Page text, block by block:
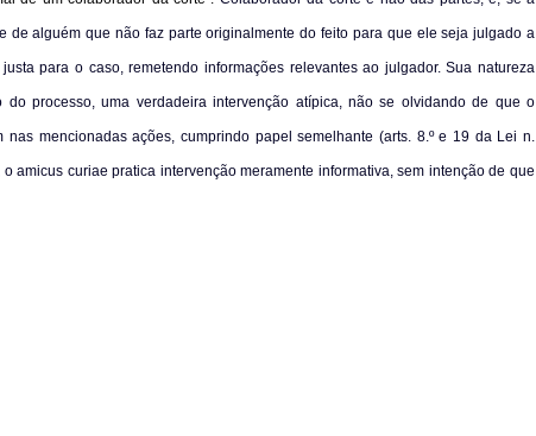
alguém que não faz parte originalmente do feito para que ele seja julgado a
para o caso, remetendo informações relevantes ao julgador. Sua natureza
processo, uma verdadeira intervenção atípica , não se olvidando de que o
mencionadas ações, cumprindo papel semelhante (arts. 8.º e 19 da Lei n.
oamicus curiae pratica intervenção meramente informativa, sem intenção de que